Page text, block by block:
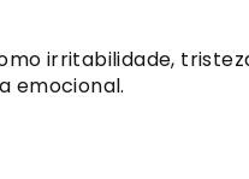
irritabilidade,
emocional.